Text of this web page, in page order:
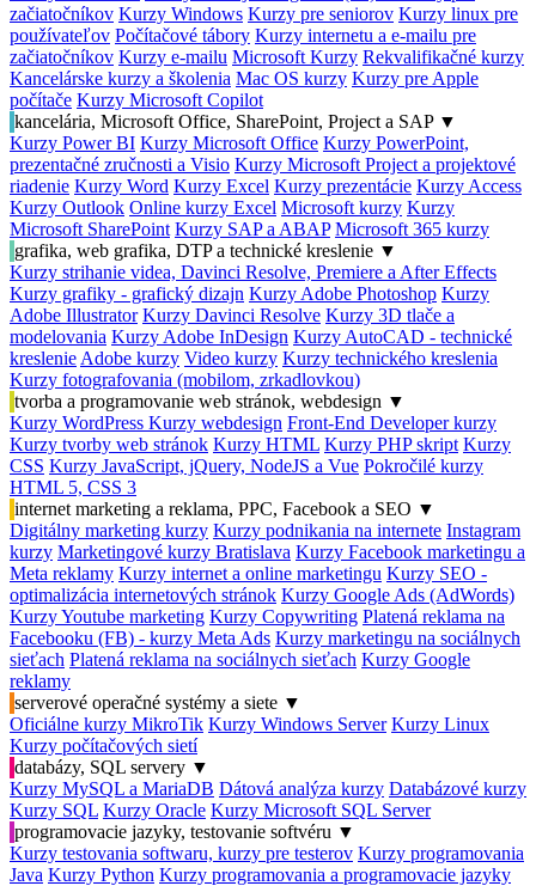
začiatočníkov Kurzy Windows Kurzy pre seniorov Kurzy linux pre
používateľov Počítačové tábory Kurzy internetu a e-mailu pre
začiatočníkov Kurzy e-mailu Microsoft Kurzy Rekvalifikačné kurzy
Kancelárske kurzy a školenia Mac OS kurzy Kurzy pre Apple
počítače Kurzy Microsoft Copilot
kancelária, Microsoft Office, SharePoint, Project a SAP ▼
Kurzy Power BI Kurzy Microsoft Office Kurzy PowerPoint,
prezentačné zručnosti a Visio Kurzy Microsoft Project a projektové
riadenie Kurzy Word Kurzy Excel Kurzy prezentácie Kurzy Access
Kurzy Outlook Online kurzy Excel Microsoft kurzy Kurzy
Microsoft SharePoint Kurzy SAP a ABAP Microsoft 365 kurzy
grafika, web grafika, DTP a technické kreslenie ▼
Kurzy strihanie videa, Davinci Resolve, Premiere a After Effects
Kurzy grafiky - grafický dizajn Kurzy Adobe Photoshop Kurzy
Adobe Illustrator Kurzy Davinci Resolve Kurzy 3D tlače a
modelovania Kurzy Adobe InDesign Kurzy AutoCAD - technické
kreslenie Adobe kurzy Video kurzy Kurzy technického kreslenia
Kurzy fotografovania (mobilom, zrkadlovkou)
tvorba a programovanie web stránok, webdesign ▼
Kurzy WordPress Kurzy webdesign Front-End Developer kurzy
Kurzy tvorby web stránok Kurzy HTML Kurzy PHP skript Kurzy
CSS Kurzy JavaScript, jQuery, NodeJS a Vue Pokročilé kurzy
HTML 5, CSS 3
internet marketing a reklama, PPC, Facebook a SEO ▼
Digitálny marketing kurzy Kurzy podnikania na internete Instagram
kurzy Marketingové kurzy Bratislava Kurzy Facebook marketingu a
Meta reklamy Kurzy internet a online marketingu Kurzy SEO -
optimalizácia internetových stránok Kurzy Google Ads (AdWords)
Kurzy Youtube marketing Kurzy Copywriting Platená reklama na
Facebooku (FB) - kurzy Meta Ads Kurzy marketingu na sociálnych
sieťach Platená reklama na sociálnych sieťach Kurzy Google
reklamy
serverové operačné systémy a siete ▼
Oficiálne kurzy MikroTik Kurzy Windows Server Kurzy Linux
Kurzy počítačových sietí
databázy, SQL servery ▼
Kurzy MySQL a MariaDB Dátová analýza kurzy Databázové kurzy
Kurzy SQL Kurzy Oracle Kurzy Microsoft SQL Server
programovacie jazyky, testovanie softvéru ▼
Kurzy testovania softwaru, kurzy pre testerov Kurzy programovania
Java Kurzy Python Kurzy programovania a programovacie jazyky